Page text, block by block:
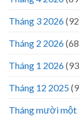
Tháng 3 2026
Tháng 2 2026
Tháng 1 2026
Tháng 12 2025
Tháng mười một